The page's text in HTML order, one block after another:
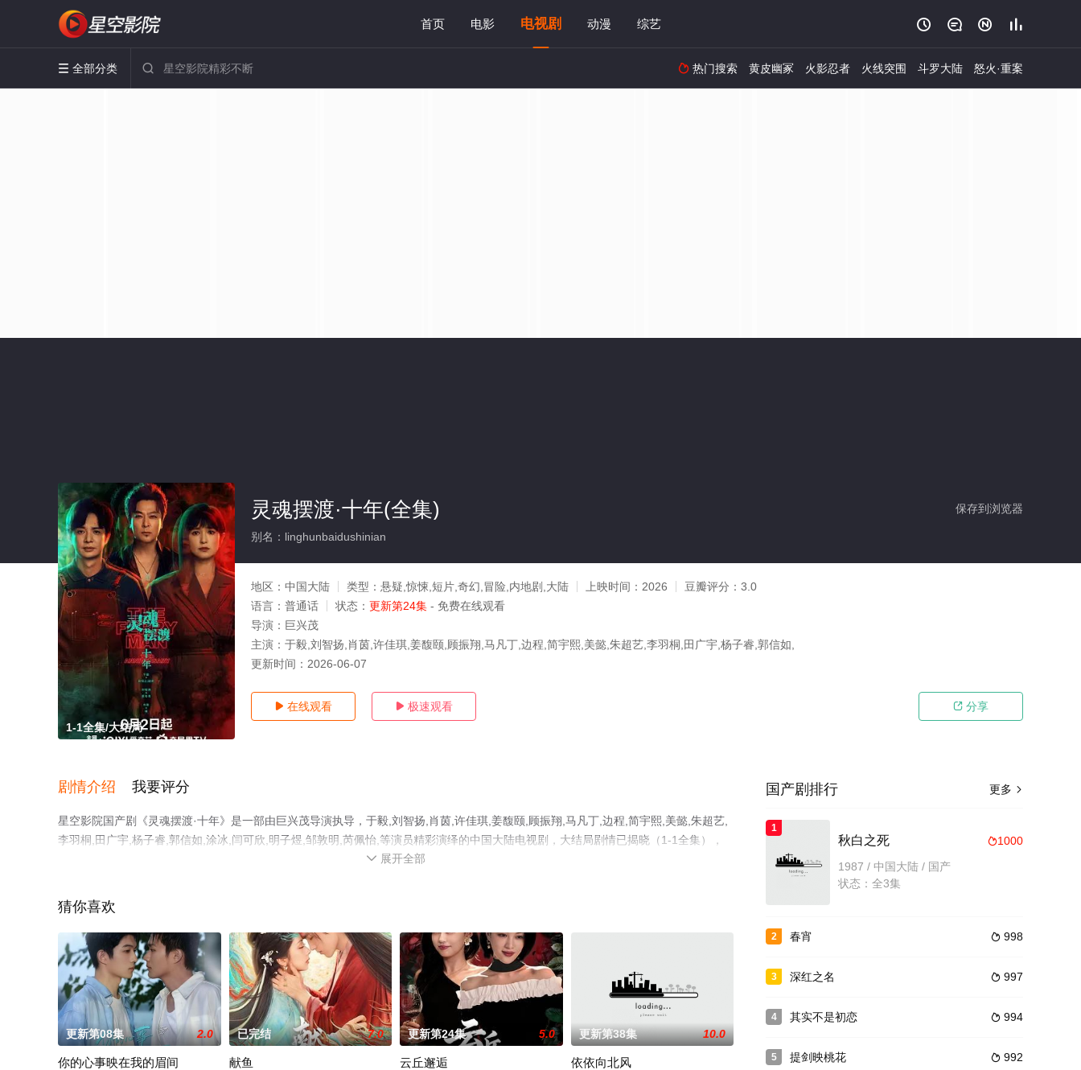
首页 电影 电视剧 动漫 综艺    
 全部分类   热门搜索 黄皮幽冢 火影忍者 火线突围 斗罗大陆 怒火·重案
1-1全集/大结局
保存到浏览器
灵魂摆渡·十年(全集)
别名：linghunbaidushinian
地区： 中国大陆 类型： 悬疑,惊悚,短片,奇幻,冒险,内地剧,大陆 上映时间： 2026 豆瓣评分： 3.0
语言： 普通话 状态： 更新第24集 - 免费在线观看
导演： 巨兴茂
主演： 于毅,刘智扬,肖茵,许佳琪,姜馥颐,顾振翔,马凡丁,边程,简宇熙,美懿,朱超艺,李羽桐,田广宇,杨子睿,郭信如,
更新时间： 2026-06-07
 在线观看  极速观看  分享
剧情介绍 我要评分
星空影院国产剧《灵魂摆渡·十年》是一部由巨兴茂导演执导，于毅,刘智扬,肖茵,许佳琪,姜馥颐,顾振翔,马凡丁,边程,简宇熙,美懿,朱超艺,
李羽桐,田广宇,杨子睿,郭信如,涂冰,闫可欣,明子煜,邹敦明,芮佩怡,等演员精彩演绎的中国大陆电视剧，大结局剧情已揭晓（1-1全集），
手机免费观看高清无删减完整版电视剧全集就上星空影视，更多相关信息可移步至豆瓣电视剧、电视猫或剧情网等平台了解。
 展开全部
猜你喜欢
更新第08集 2.0
你的心事映在我的眉间
已完结 7.0
献鱼
更新第24集 5.0
云丘邂逅
更新第38集 10.0
依依向北风
更多 
国产剧排行
1
1000
秋白之死
1987 / 中国大陆 / 国产
状态：全3集
2  998
春宵
3  997
深红之名
4  994
其实不是初恋
5  992
提剑映桃花